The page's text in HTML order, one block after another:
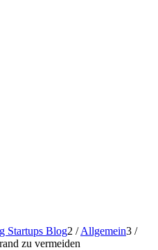
Startups Blog2 / Allgemein3 /
zu vermeiden